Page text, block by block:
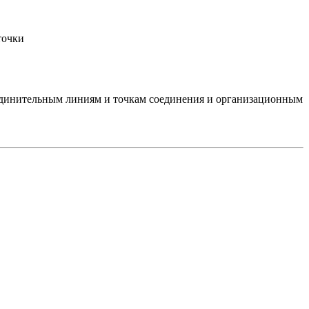
линиям и точкам соединения и организационным